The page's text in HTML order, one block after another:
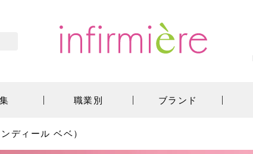
職業別 ブランド
ディール ベベ）